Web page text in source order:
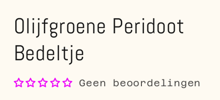
Olijfgroene Peridoot
Bedeltje
Geen beoordelingen